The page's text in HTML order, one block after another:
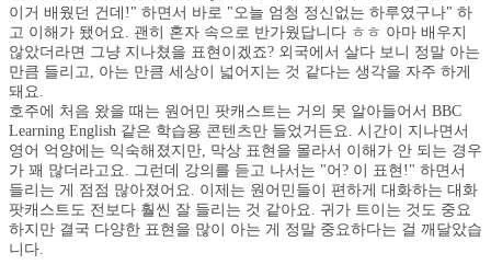
이거 배웠던 건데!" 하면서 바로 "오늘 엄청 정신없는 하루였구나" 하
고 이해가 됐어요. 괜히 혼자 속으로 반가웠답니다 ㅎㅎ 아마 배우지
않았더라면 그냥 지나쳤을 표현이겠죠? 외국에서 살다 보니 정말 아는
만큼 들리고, 아는 만큼 세상이 넓어지는 것 같다는 생각을 자주 하게
돼요.
호주에 처음 왔을 때는 원어민 팟캐스트는 거의 못 알아들어서 BBC
Learning English 같은 학습용 콘텐츠만 들었거든요. 시간이 지나면서
영어 억양에는 익숙해졌지만, 막상 표현을 몰라서 이해가 안 되는 경우
가 꽤 많더라고요. 그런데 강의를 듣고 나서는 "어? 이 표현!" 하면서
들리는 게 점점 많아졌어요. 이제는 원어민들이 편하게 대화하는 대화
팟캐스트도 전보다 훨씬 잘 들리는 것 같아요. 귀가 트이는 것도 중요
하지만 결국 다양한 표현을 많이 아는 게 정말 중요하다는 걸 깨달았습
니다.